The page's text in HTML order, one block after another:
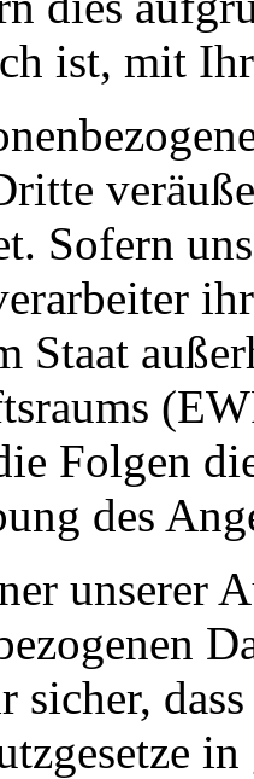
ist, mit
Sofern
Staat
Folgen
des
unserer
sicher,